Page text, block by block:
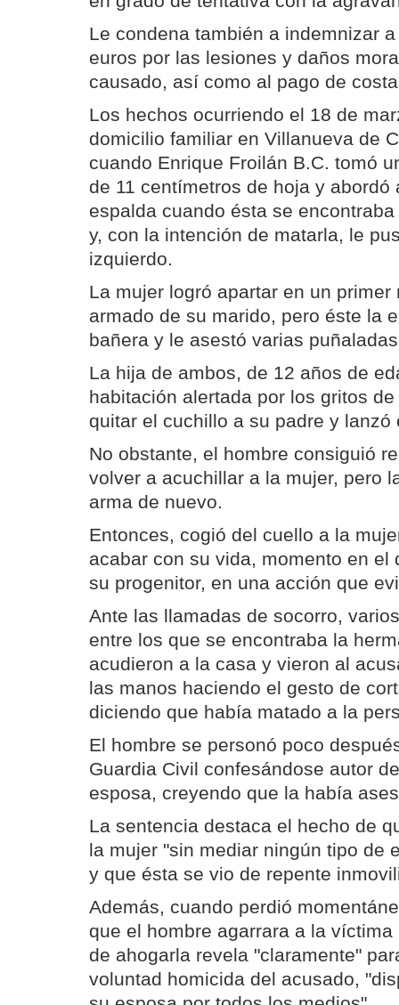
Le condena también a indemnizar
euros por las lesiones y daños
causado, así como al pago de
Los hechos ocurriendo el 18 de
domicilio familiar en Villanueva de
cuando Enrique Froilán B.C. tomó
de 11 centímetros de hoja y abordó
espalda cuando ésta se
y, con la intención de matarla, le
izquierdo.
La mujer logró apartar en un primer
armado de su marido, pero éste la
bañera y le asestó varias
La hija de ambos, de 12 años de
habitación alertada por los gritos
quitar el cuchillo a su padre y lanzó
No obstante, el hombre consiguió
volver a acuchillar a la mujer, pero
arma de nuevo.
Entonces, cogió del cuello a la
acabar con su vida, momento en el
su progenitor, en una acción que
Ante las llamadas de socorro,
entre los que se encontraba la
acudieron a la casa y vieron al
las manos haciendo el gesto de
diciendo que había matado a la
El hombre se personó poco
Guardia Civil confesándose autor
esposa, creyendo que la había
La sentencia destaca el hecho de
la mujer "sin mediar ningún tipo de
y que ésta se vio de repente
Además, cuando perdió
que el hombre agarrara a la
de ahogarla revela "claramente"
voluntad homicida del acusado,